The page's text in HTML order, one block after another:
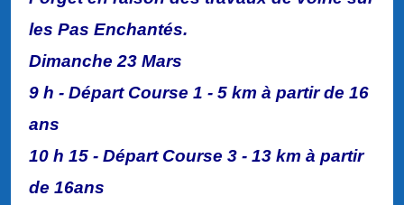
les Pas Enchantés.
Dimanche 23 Mars
9 h - Départ Course 1 - 5 km à partir de 16
ans
10 h 15 - Départ Course 3 - 13 km à partir
de 16ans